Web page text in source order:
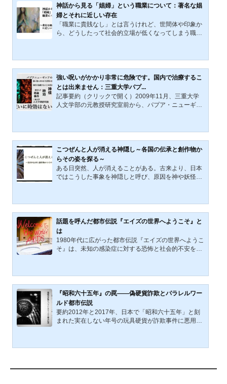
今でも信じられ、密かに恐れられているものがある。
今回は、世界に伝わる有名な呪いの幾つかを紹介した
上で、呪いと宗教との関係性を紹介していきたいと思
う。「呪い」とは何なのか呪いには幾つかの言い方が
神話から見る「娼婦」という職業について：著名な娼
婦とそれに近しい存在
「職業に貴賎なし」とは言うけれど、世間体や印象か
ら、どうしたって社会的立場が低くなってしまう職業
ほど長い歴史を持つ職業だ。また、彼女たちが置かれ
た状況も、現在とは全く異なっていた。この記事で
は、その歴史を紐解いた後、神話などに登場する著名
な娼婦たちをご紹介していきたい。「娼婦」という職
業：最古の職業とも「娼婦」という職業のことを考え
てみよう。娼婦とは、金銭と引き換えに性的なサービ
強い呪いがかかり非常に危険です。国内で治療するこ
とは出来ません：三重大学パプ...
記事要約（クリックで開く）2009年11月、三重大学
人文学部の元教授研究室前から、パプア・ニューギニ
せん」と貼り紙を掲示。2015年、新聞報道とともにS
NSで拡散し、呪い・黒魔術・カニバリズムの文化背
景も注目された。盗まれた像は換金性が低く、動機は
嫌がらせよりも嗜好性が高いと推察される。事件は20
16年に時効を迎えたが、教授は「呪いに時効はない」
と語った。2009年11月25日、夕暮れの三重大学構
こつぜんと人が消える神隠し～各国の伝承と創作物か
らその姿を探る～
ある日突然、人が消えることがある。古来より、日本
ではこうした事象を神隠しと呼び、原因を神や妖怪と
ば、「神隠し事件」と銘打たれることもある。今回は
そんな神隠しという事象について、今に残る伝承や創
作物から、より細かな姿を探っていきたいと思う。因
みに、神隠しは日本のものと思われがちだが、海外に
も似た伝承が残っている。この記事では、日本に留ま
らず海外にも目を向けていきたい。神隠しとはそもそ
話題を呼んだ都市伝説『エイズの世界へようこそ』と
は
1980年代に広がった都市伝説『エイズの世界へようこ
そ』は、未知の感染症に対する恐怖と社会的不安を象
背景に生まれた。本記事の目的は、この都市伝説を単
なる噂話としてではなく、1980年代の社会的・文化的
背景を反映する現象として位置づけることである。こ
の分析を通じて、HIV/AIDSが個人の行動や社会的規範
に与えた影響を解明し、恐怖と偏見がいかにして時代
精神を形作ったかを探る。また、現代における類似の
『昭和六十五年』の罠——偽硬貨詐欺とパラレルワー
ルド都市伝説
要約2012年と2017年、日本で「昭和六十五年」と刻
まれた実在しない年号の玩具硬貨が詐欺事件に悪用さ
認され、少額詐欺に利用された。事件はネットやSNS